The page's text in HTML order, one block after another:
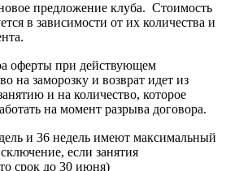
предложение клуба. Стоимость
в зависимости от их количества и
оферты при действующем
на заморозку и возврат идет из
и на количество, которое
на момент разрыва договора.
и 36 недель имеют максимальный
если занятия
срок до 30 июня)